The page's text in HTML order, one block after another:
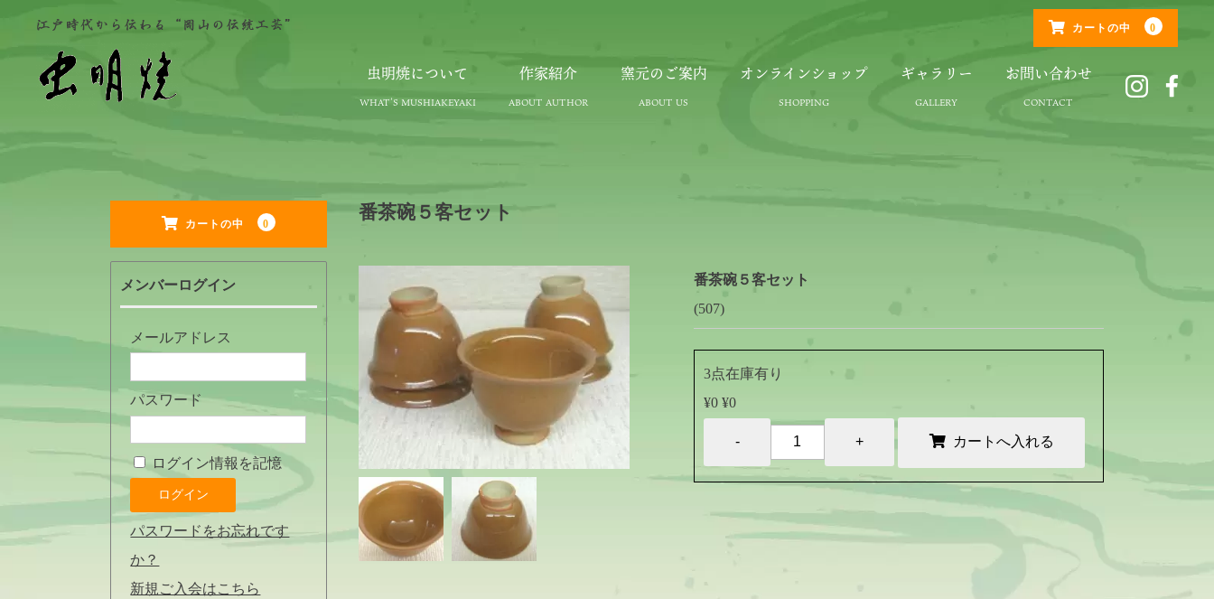
カートの中 0
虫明焼について 作家紹介 窯元のご案内 オンラインショップ ギャラリー お問い合わせ
番茶碗５客セット
番茶碗５客セット
(507)
3点在庫有り
¥0 ¥0
カートの中 0
メンバーログイン
メールアドレス
パスワード
ログイン情報を記憶
パスワードをお忘れです
か？
新規ご入会はこちら